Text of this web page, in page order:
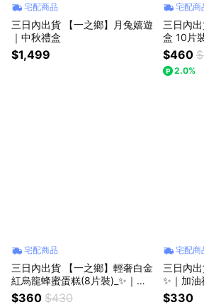
宅配商品
三日內出貨 【一之鄉】月兔嬉遊
｜中秋禮盒
$1,499
宅配商
三日內
盒 10片
(送禮推
$460
2.0%
宅配商品
三日內出貨 【一之鄉】輕奢白金
紅烏龍蜂蜜蛋糕(8片裝)_✨｜感
謝禮｜加油禮｜⭐️
$360 $430
宅配商
三日內
✨｜加油
$330